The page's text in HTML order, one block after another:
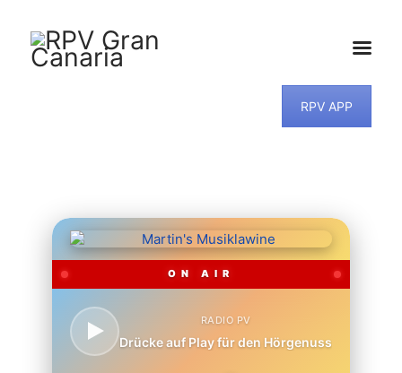
RPV APP
ON AIR
RADIO PV
Drücke auf Play für den Hörgenuss
MUSIKWUNSCH